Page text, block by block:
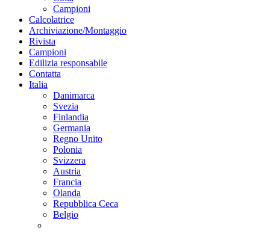
Campioni
Calcolatrice
Archiviazione/Montaggio
Rivista
Campioni
Edilizia responsabile
Contatta
Italia
Danimarca
Svezia
Finlandia
Germania
Regno Unito
Polonia
Svizzera
Austria
Francia
Olanda
Repubblica Ceca
Belgio